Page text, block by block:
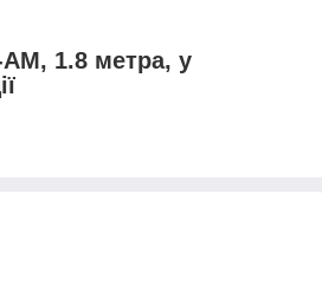
1.8 метра, у